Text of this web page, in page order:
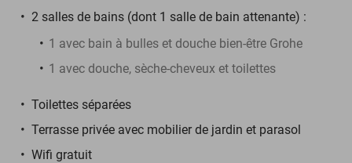
2 salles de bains (dont 1 salle de bain attenante) :
1 avec bain à bulles et douche bien-être Grohe
1 avec douche, sèche-cheveux et toilettes
Toilettes séparées
Terrasse privée avec mobilier de jardin et parasol
Wifi gratuit